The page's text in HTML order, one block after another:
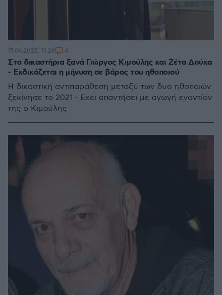
Στα δικαστήρια ξανά Γιώργος Κιμούλης και Ζέτα Δούκα
- Εκδικάζεται η μήνυση σε βάρος του ηθοποιού
Η δικαστική αντιπαράθεση μεταξύ των δυο ηθοποιών
ξεκίνησε το 2021 - Εχει απαντήσει με αγωγή εναντίον
της ο Κιμούλης
17.06.2025, 11:28 4